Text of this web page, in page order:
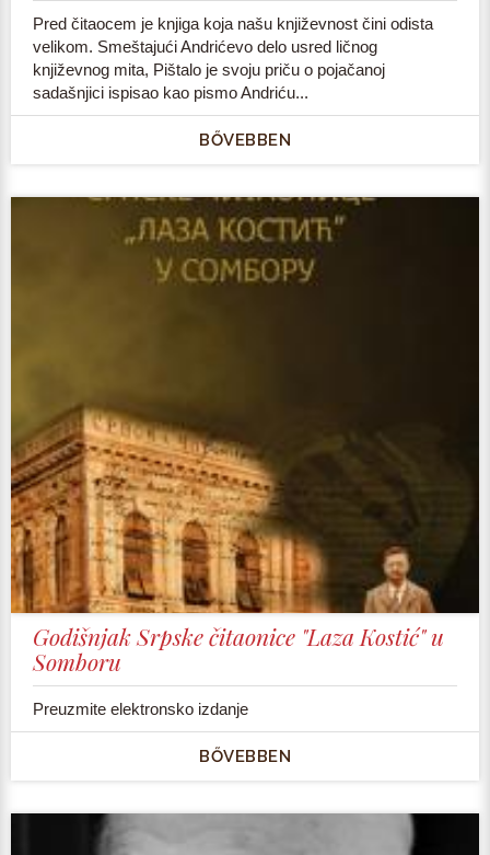
Pred čitaocem je knjiga koja našu književnost čini odista
velikom. Smeštajući Andrićevo delo usred ličnog
književnog mita, Pištalo je svoju priču o pojačanoj
sadašnjici ispisao kao pismo Andriću...
BŐVEBBEN
Godišnjak Srpske čitaonice "Laza Kostić" u
Somboru
Preuzmite elektronsko izdanje
BŐVEBBEN